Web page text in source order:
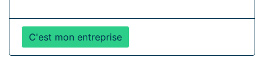
C'est mon entreprise